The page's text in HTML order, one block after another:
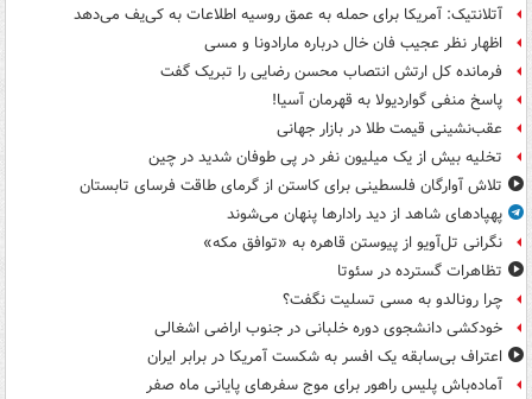
آتلانتیک: آمریکا برای حمله به عمق روسیه اطلاعات به کی‌یف می‌دهد
اظهار نظر عجیب فان خال درباره مارادونا و مسی
فرمانده کل ارتش انتصاب محسن رضایی را تبریک گفت
پاسخ منفی گواردیولا به قهرمان آسیا!
عقب‌نشینی قیمت طلا در بازار جهانی
تخلیه بیش از یک میلیون نفر در پی طوفان شدید در چین
تلاش آوارگان فلسطینی برای کاستن از گرمای طاقت فرسای تابستان
پهپادهای شاهد از دید رادارها پنهان می‌شوند
نگرانی تل‌آویو از پیوستن قاهره به «توافق مکه»
تظاهرات گسترده در سئوتا
چرا رونالدو به مسی تسلیت نگفت؟
خودکشی دانشجوی دوره خلبانی در جنوب اراضی اشغالی
اعتراف بی‌سابقه یک افسر به شکست آمریکا در برابر ایران
آماده‌باش پلیس راهور برای موج سفرهای پایانی ماه صفر